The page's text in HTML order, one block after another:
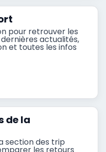
pour retrouver les
actualités,
et toutes les infos
de la
section des trip